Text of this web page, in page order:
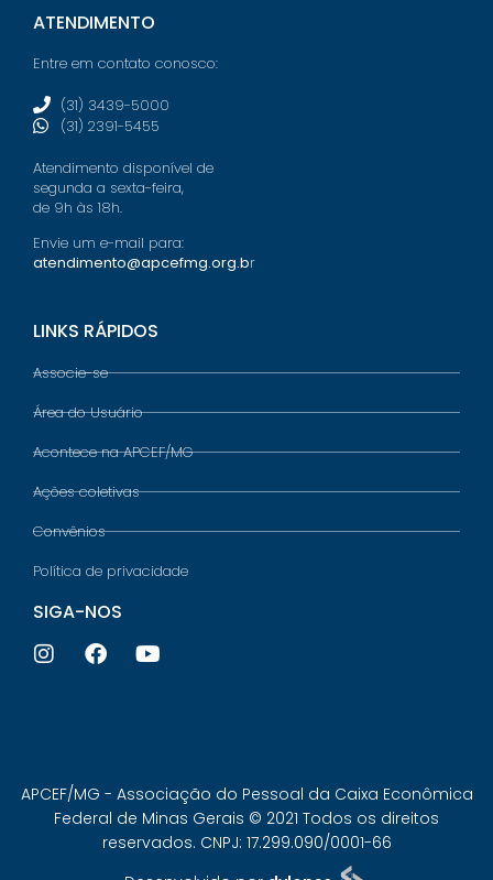
ATENDIMENTO
Entre em contato conosco:
(31) 3439-5000
(31) 2391-5455
Atendimento disponível de
segunda a sexta-feira,
de 9h às 18h.
Envie um e-mail para:
atendimento@apcefmg.org.br
LINKS RÁPIDOS
Associe-se
Área do Usuário
Acontece na APCEF/MG
Ações coletivas
Convênios
Política de privacidade
SIGA-NOS
APCEF/MG - Associação do Pessoal da Caixa Econômica
Federal de Minas Gerais © 2021 Todos os direitos
reservados. CNPJ: 17.299.090/0001-66